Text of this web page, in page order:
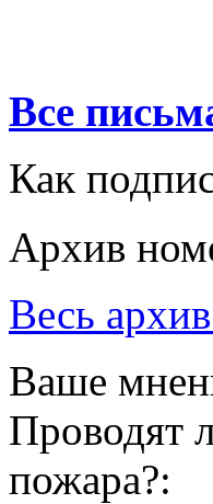
Все
Как
Архив
Весь архив
Ваше
Проводят
пожара?: